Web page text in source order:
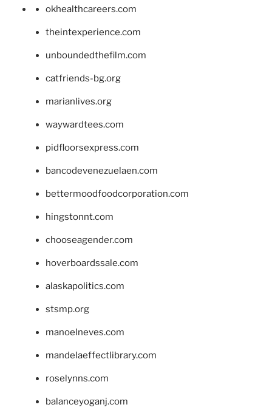
okhealthcareers.com
theintexperience.com
unboundedthefilm.com
catfriends-bg.org
marianlives.org
waywardtees.com
pidfloorsexpress.com
bancodevenezuelaen.com
bettermoodfoodcorporation.com
hingstonnt.com
chooseagender.com
hoverboardssale.com
alaskapolitics.com
stsmp.org
manoelneves.com
mandelaeffectlibrary.com
roselynns.com
balanceyoganj.com